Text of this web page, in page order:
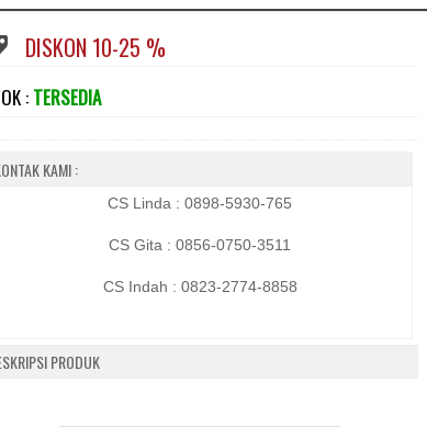
DISKON 10-25 %
:TERSEDIA
KAMI :
CS Linda : 0898-5930-765
CS Gita : 0856-0750-3511
CS Indah : 0823-2774-8858
PRODUK